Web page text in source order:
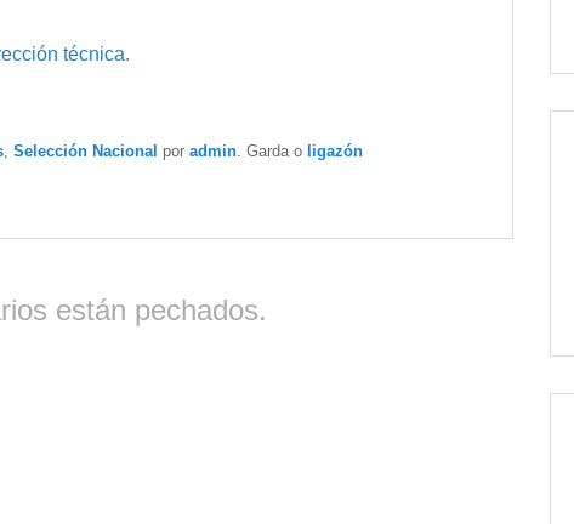
técnica.
, Selección Nacional por admin. Garda o ligazón
están pechados.